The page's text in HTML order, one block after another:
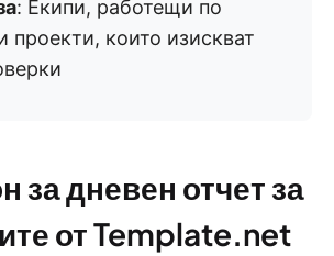
: Екипи, работещи по
проекти, които изискват
за дневен отчет за
от Template.net